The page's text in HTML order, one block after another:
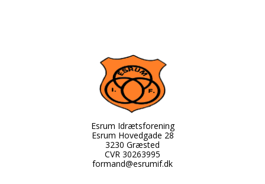
Esrum Idrætsforening
Esrum Hovedgade 28
3230 Græsted
CVR 30263995
formand@esrumif.dk